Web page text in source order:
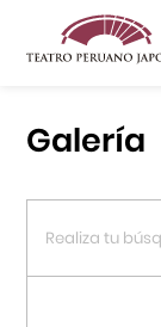
Galería